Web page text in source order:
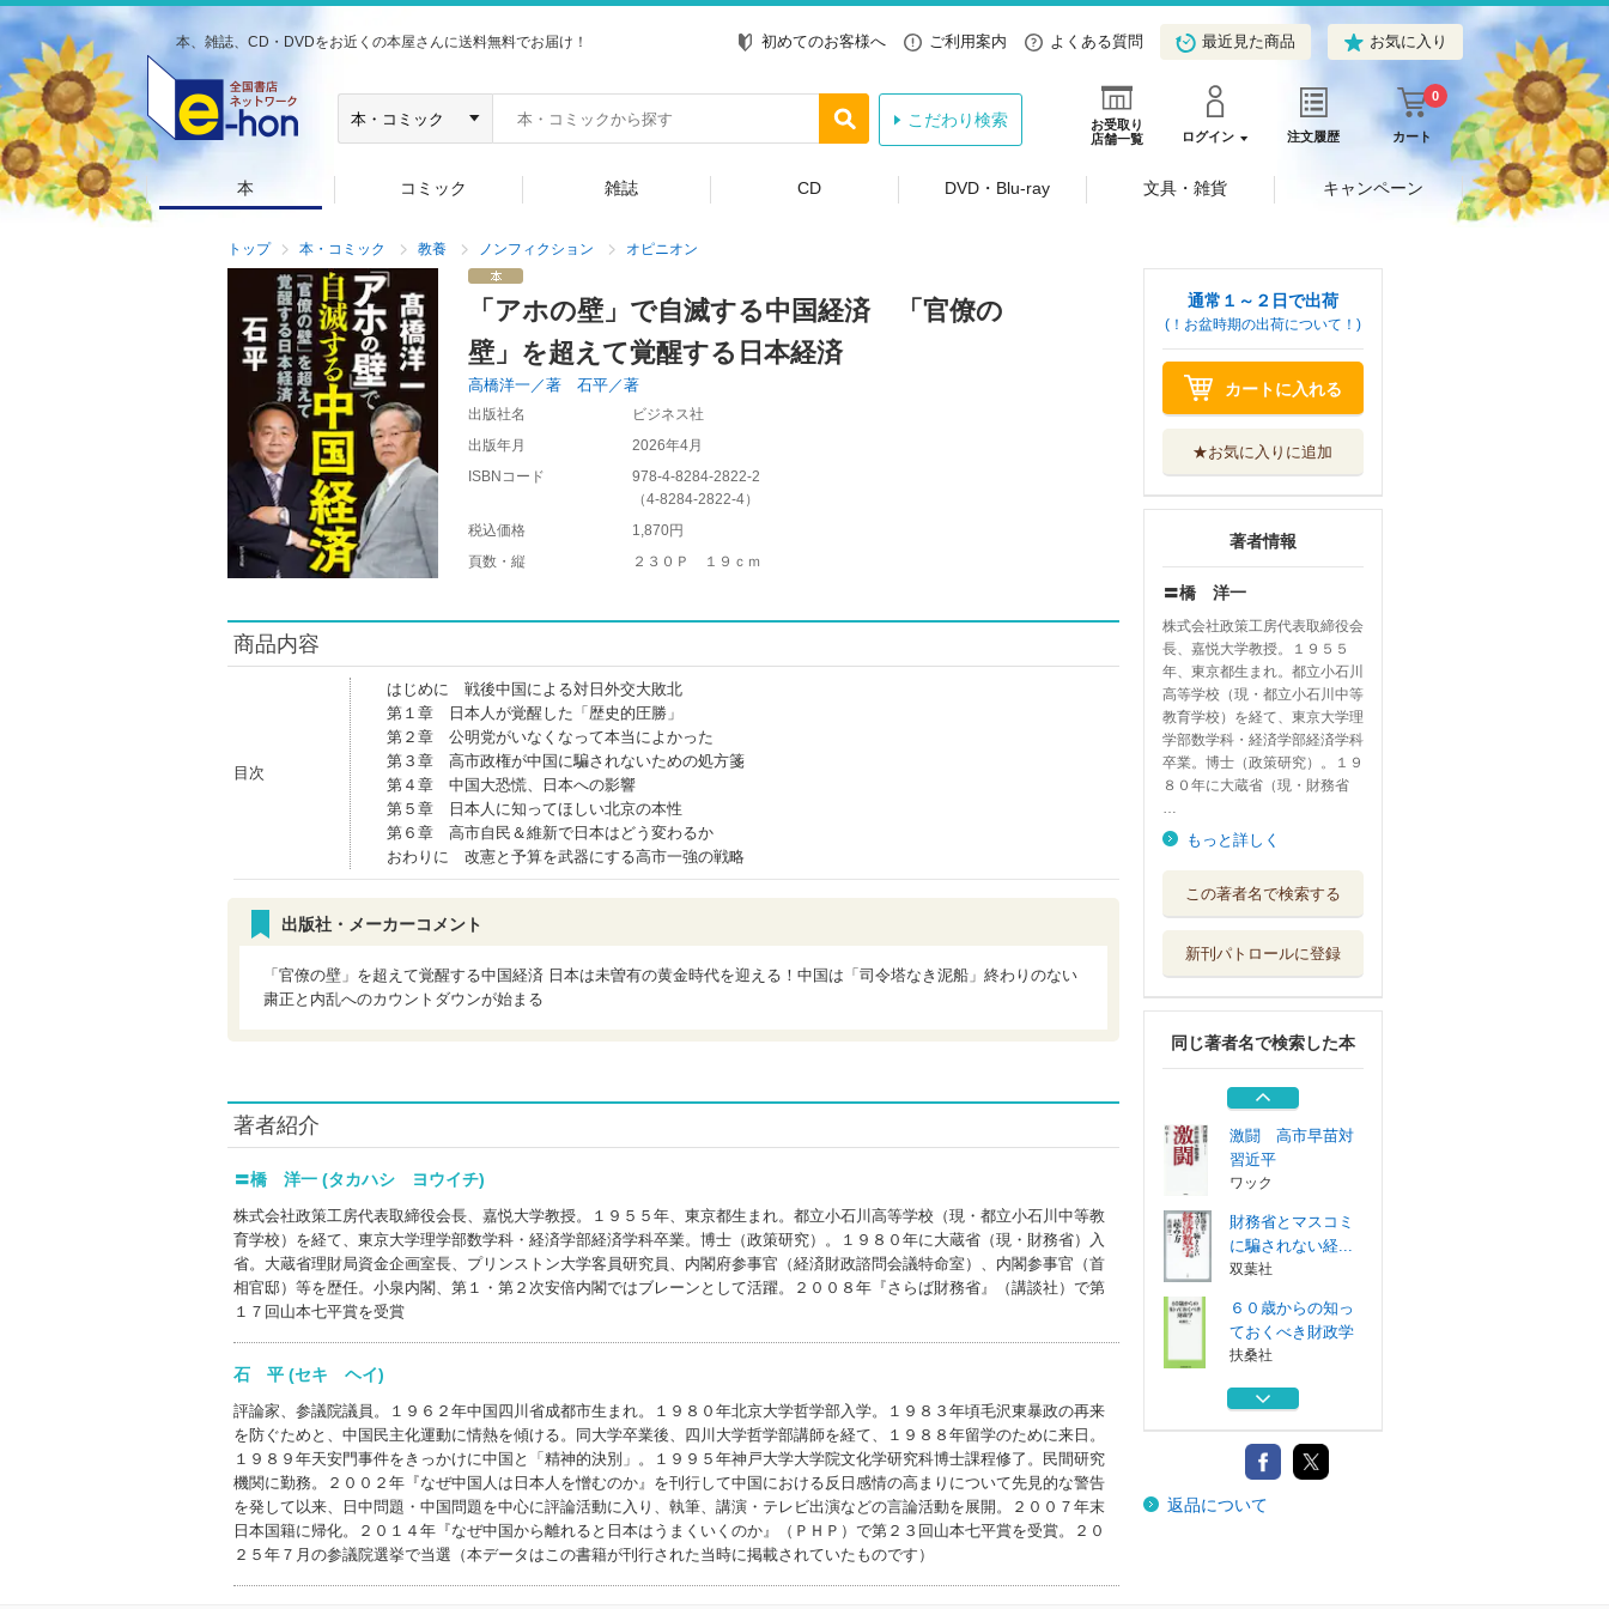
本、雑誌、CD・DVDをお近くの本屋さんに送料無料でお届け！ 初めてのお客様へ ご利用案内 よくある質問 最近見た商品 お気に入り
お受取り
店舗一覧
ログイン 注文履歴 カート
0
こだわり検索
本 コミック 雑誌 CD DVD・Blu-ray 文具・雑貨 キャンペーン
トップ 本・コミック 教養 ノンフィクション オピニオン
「アホの壁」で自滅する中国経済 「官僚の
壁」を超えて覚醒する日本経済
高橋洋一／著 石平／著
出版社名
ビジネス社
出版年月
2026年4月
ISBNコード
978-4-8284-2822-2
（4-8284-2822-4）
税込価格
1,870円
頁数・縦
２３０Ｐ １９ｃｍ
商品内容
目次
はじめに 戦後中国による対日外交大敗北
第１章 日本人が覚醒した「歴史的圧勝」
第２章 公明党がいなくなって本当によかった
第３章 高市政権が中国に騙されないための処方箋
第４章 中国大恐慌、日本への影響
第５章 日本人に知ってほしい北京の本性
第６章 高市自民＆維新で日本はどう変わるか
おわりに 改憲と予算を武器にする高市一強の戦略
出版社・メーカーコメント
「官僚の壁」を超えて覚醒する中国経済 日本は未曽有の黄金時代を迎える！中国は「司令塔なき泥船」終わりのない
粛正と内乱へのカウントダウンが始まる
著者紹介
〓橋 洋一 (タカハシ ヨウイチ)
株式会社政策工房代表取締役会長、嘉悦大学教授。１９５５年、東京都生まれ。都立小石川高等学校（現・都立小石川中等教
育学校）を経て、東京大学理学部数学科・経済学部経済学科卒業。博士（政策研究）。１９８０年に大蔵省（現・財務省）入
省。大蔵省理財局資金企画室長、プリンストン大学客員研究員、内閣府参事官（経済財政諮問会議特命室）、内閣参事官（首
相官邸）等を歴任。小泉内閣、第１・第２次安倍内閣ではブレーンとして活躍。２００８年『さらば財務省』（講談社）で第
１７回山本七平賞を受賞
石 平 (セキ ヘイ)
評論家、参議院議員。１９６２年中国四川省成都市生まれ。１９８０年北京大学哲学部入学。１９８３年頃毛沢東暴政の再来
を防ぐためと、中国民主化運動に情熱を傾ける。同大学卒業後、四川大学哲学部講師を経て、１９８８年留学のために来日。
１９８９年天安門事件をきっかけに中国と「精神的決別」。１９９５年神戸大学大学院文化学研究科博士課程修了。民間研究
機関に勤務。２００２年『なぜ中国人は日本人を憎むのか』を刊行して中国における反日感情の高まりについて先見的な警告
を発して以来、日中問題・中国問題を中心に評論活動に入り、執筆、講演・テレビ出演などの言論活動を展開。２００７年末
日本国籍に帰化。２０１４年『なぜ中国から離れると日本はうまくいくのか』（ＰＨＰ）で第２３回山本七平賞を受賞。２０
２５年７月の参議院選挙で当選（本データはこの書籍が刊行された当時に掲載されていたものです）
通常１～２日で出荷
(！お盆時期の出荷について！)
カートに入れる
★お気に入りに追加
著者情報
〓橋 洋一
株式会社政策工房代表取締役会
長、嘉悦大学教授。１９５５
年、東京都生まれ。都立小石川
高等学校（現・都立小石川中等
教育学校）を経て、東京大学理
学部数学科・経済学部経済学科
卒業。博士（政策研究）。１９
８０年に大蔵省（現・財務省
…
もっと詳しく
この著者名で検索する
新刊パトロールに登録
同じ著者名で検索した本
ておくべき財政学
高橋洋一のファク
ワック
拝啓習近平様制裁
してくれてあり...
ビジネス社
激闘 高市早苗対
習近平
ワック
財務省とマスコミ
に騙されない経...
双葉社
６０歳からの知っ
ておくべき財政学
扶桑社
高橋洋一のファク
ワック
拝啓習近平様制裁
してくれてあり...
返品について